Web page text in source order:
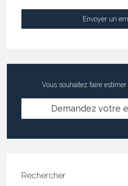
Vous souhaitez faire
Demandez votre
Rechercher